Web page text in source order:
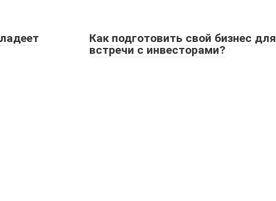
Как подготовить свой бизнес для
встречи с инвесторами?